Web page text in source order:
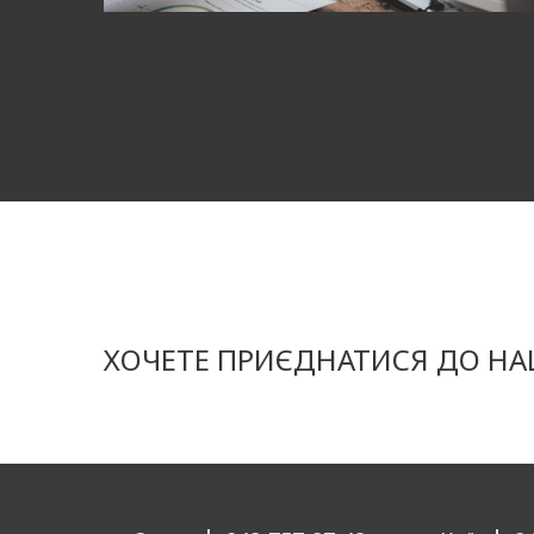
процесах
обслуговування.
зрозуміти
ХОЧЕТЕ ПРИЄДНАТИСЯ ДО